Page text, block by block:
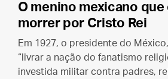
O menino mexicano que
morrer por Cristo Rei
Em 1927, o presidente do
“livrar a nação do fanatismo
investida militar contra padres,